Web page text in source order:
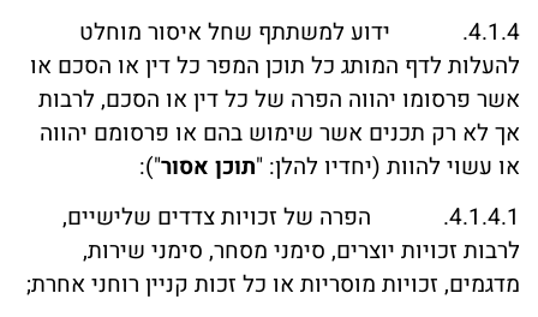
4.1.4. ידוע למשתתף שחל איסור מוחלט
להעלות לדף המותג כל תוכן המפר כל דין או הסכם או
אשר פרסומו יהווה הפרה של כל דין או הסכם, לרבות
אך לא רק תכנים אשר שימוש בהם או פרסומם יהווה
או עשוי להוות (יחדיו להלן: "תוכן אסור"):
4.1.4.1. הפרה של זכויות צדדים שלישיים,
לרבות זכויות יוצרים, סימני מסחר, סימני שירות,
מדגמים, זכויות מוסריות או כל זכות קניין רוחני אחרת;